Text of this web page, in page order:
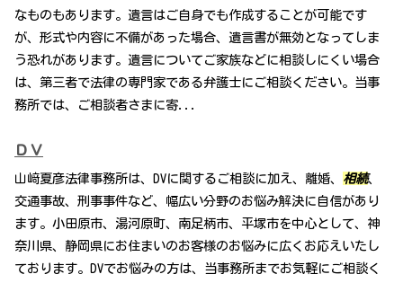
なものもあります。遺言はご自身でも作成することが可能です
が、形式や内容に不備があった場合、遺言書が無効となってしま
う恐れがあります。遺言についてご家族などに相談しにくい場合
は、第三者で法律の専門家である弁護士にご相談ください。当事
務所では、ご相談者さまに寄...
ＤＶ
山﨑夏彦法律事務所は、DVに関するご相談に加え、離婚、 相続、
交通事故、刑事事件など、幅広い分野のお悩み解決に自信があり
ます。小田原市、湯河原町、南足柄市、平塚市を中心として、神
奈川県、静岡県にお住まいのお客様のお悩みに広くお応えいたし
ております。DVでお悩みの方は、当事務所までお気軽にご相談く